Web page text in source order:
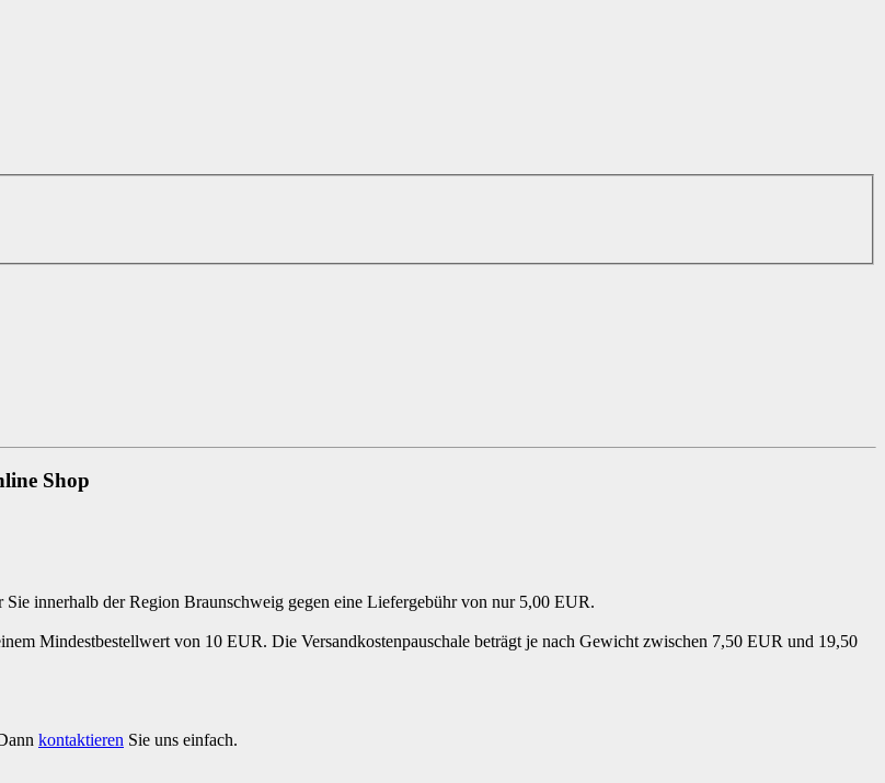
Shop
innerhalb der Region Braunschweig gegen eine Liefergebühr von nur 5,00 EUR.
Mindestbestellwert von 10 EUR. Die Versandkostenpauschale beträgt je nach Gewicht zwischen 7,50 EUR und 19,50
kontaktieren Sie uns einfach.